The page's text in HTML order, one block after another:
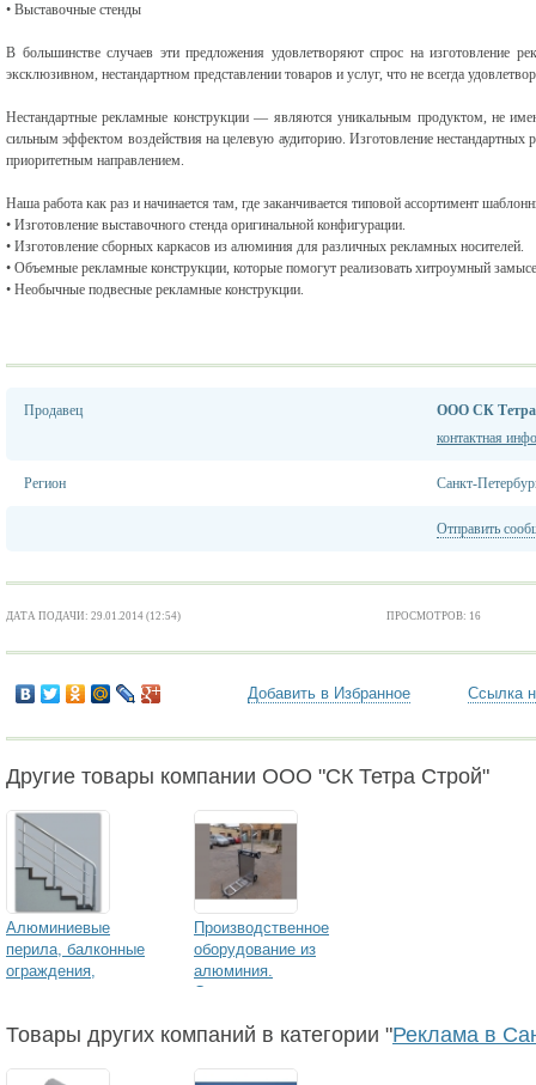
• Выставочные стенды
В большинстве случаев эти предложения удовлетворяют спрос на изготовление
эксклюзивном, нестандартном представлении товаров и услуг, что не всегда
Нестандартные рекламные конструкции — являются уникальным продуктом, не
сильным эффектом воздействия на целевую аудиторию. Изготовление
приоритетным направлением.
Наша работа как раз и начинается там, где заканчивается типовой ассортимент
• Изготовление выставочного стенда оригинальной конфигурации.
• Изготовление сборных каркасов из алюминия для различных рекламных носителей.
• Объемные рекламные конструкции, которые помогут реализовать хитроумный
• Необычные подвесные рекламные конструкции.
Продавец
ООО СК
контактная
Регион Санкт-
Отправить
ДАТА ПОДАЧИ: 29.01.2014 (12:54) ПРОСМОТРОВ: 16
Добавить в Избранное Ссылка
Другие товары компании ООО "СК Тетра Строй"
Алюминиевые
перила, балконные
ограждения,
Производственное
оборудование из
алюминия.
Собственное
Товары других компаний в категории "Реклама в